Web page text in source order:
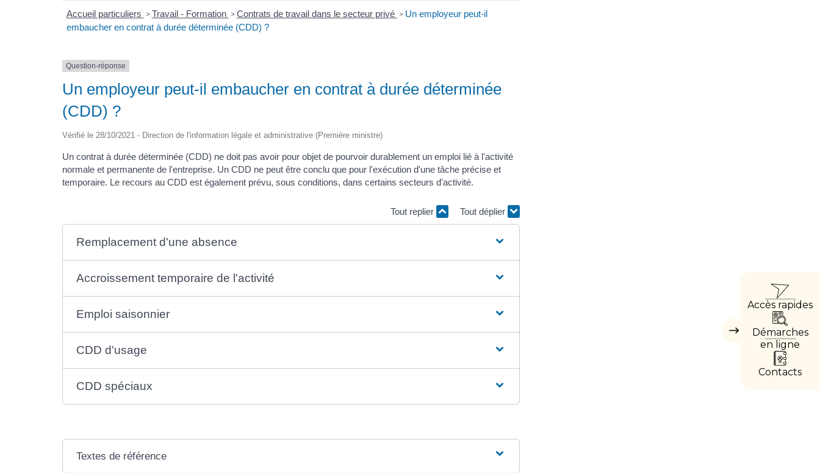
Masquer
Accès rapides
Démarches
en ligne
Contacts
Accueil particuliers > Travail - Formation > Contrats de travail dans le secteur privé > Un employeur peut-il
embaucher en contrat à durée déterminée (CDD) ?
Question-réponse
Un employeur peut-il embaucher en contrat à durée déterminée
(CDD) ?
Vérifié le 28/10/2021 - Direction de l'information légale et administrative (Première ministre)
Un contrat à durée déterminée (CDD) ne doit pas avoir pour objet de pourvoir durablement un emploi lié à l'activité
normale et permanente de l'entreprise. Un CDD ne peut être conclu que pour l'exécution d'une tâche précise et
temporaire. Le recours au CDD est également prévu, sous conditions, dans certains secteurs d'activité.
Tout replier Tout déplier
Remplacement d'une absence
Accroissement temporaire de l'activité
Emploi saisonnier
CDD d'usage
CDD spéciaux
Textes de référence